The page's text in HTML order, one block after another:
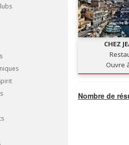
CHEZ
Ouvre
Nombre de